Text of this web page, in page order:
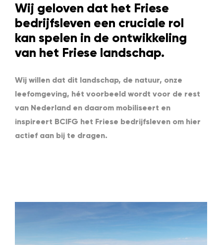
Wij geloven dat het Friese
bedrijfsleven een cruciale rol
kan spelen in de ontwikkeling
van het Friese landschap.
Wij willen dat dit landschap, de natuur, onze
leefomgeving, hét voorbeeld wordt voor de rest
van Nederland en daarom mobiliseert en
inspireert BCIFG het Friese bedrijfsleven om hier
actief aan bij te dragen.